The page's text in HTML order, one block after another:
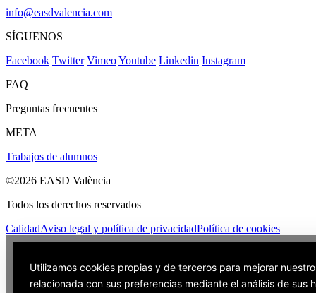
info@easdvalencia.com
SÍGUENOS
Facebook Twitter VimeoYoutube Linkedin Instagram
FAQ
Preguntas frecuentes
META
Trabajos de alumnos
©2026 EASD València
Todos los derechos reservados
CalidadAviso legal y política de privacidadPolítica de cookies
Utilizamos cookies propias y de terceros para mejorar
relacionada con sus preferencias mediante el análisis de sus